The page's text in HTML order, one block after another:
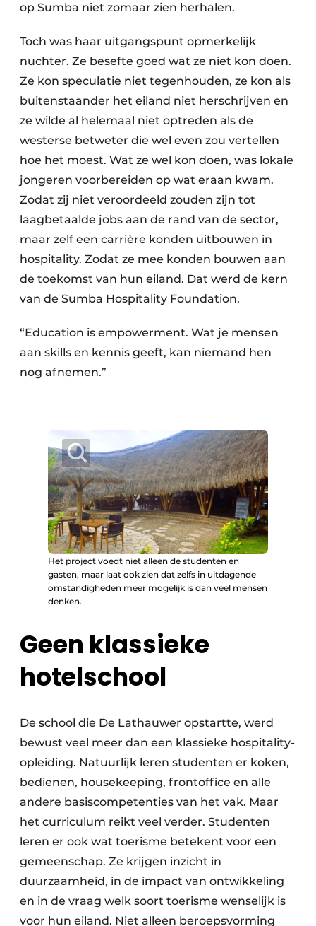
op Sumba niet zomaar zien herhalen.
Toch was haar uitgangspunt opmerkelijk
nuchter. Ze besefte goed wat ze niet kon doen.
Ze kon speculatie niet tegenhouden, ze kon als
buitenstaander het eiland niet herschrijven en
ze wilde al helemaal niet optreden als de
westerse betweter die wel even zou vertellen
hoe het moest. Wat ze wel kon doen, was lokale
jongeren voorbereiden op wat eraan kwam.
Zodat zij niet veroordeeld zouden zijn tot
laagbetaalde jobs aan de rand van de sector,
maar zelf een carrière konden uitbouwen in
hospitality. Zodat ze mee konden bouwen aan
de toekomst van hun eiland. Dat werd de kern
van de Sumba Hospitality Foundation.
“Education is empowerment. Wat je mensen
aan skills en kennis geeft, kan niemand hen
nog afnemen.”
Het project voedt niet alleen de studenten en
gasten, maar laat ook zien dat zelfs in uitdagende
omstandigheden meer mogelijk is dan veel mensen
denken.
Geen klassieke
hotelschool
De school die De Lathauwer opstartte, werd
bewust veel meer dan een klassieke hospitality-
opleiding. Natuurlijk leren studenten er koken,
bedienen, housekeeping, frontoffice en alle
andere basiscompetenties van het vak. Maar
het curriculum reikt veel verder. Studenten
leren er ook wat toerisme betekent voor een
gemeenschap. Ze krijgen inzicht in
duurzaamheid, in de impact van ontwikkeling
en in de vraag welk soort toerisme wenselijk is
voor hun eiland. Niet alleen beroepsvorming